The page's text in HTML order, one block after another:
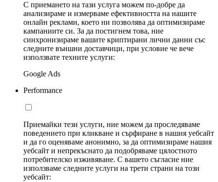
С приемането на тази услуга можем по-добре да
анализираме и измерваме ефективността на нашите
онлайн реклами, което ни позволява да оптимизираме
кампаниите си. За да постигнем това, ние
синхронизираме вашите криптирани лични данни със
следните външни доставчици, при условие че вече
използвате техните услуги:
Google Ads
Performance
Приемайки тези услуги, ние можем да проследяваме
поведението при кликване и сърфиране в нашия уебсайт
и да го оценяваме анонимно, за да оптимизираме нашия
уебсайт и непрекъснато да подобряваме цялостното
потребителско изживяване. С вашето съгласие ние
използваме следните услуги на трети страни на този
уебсайт: